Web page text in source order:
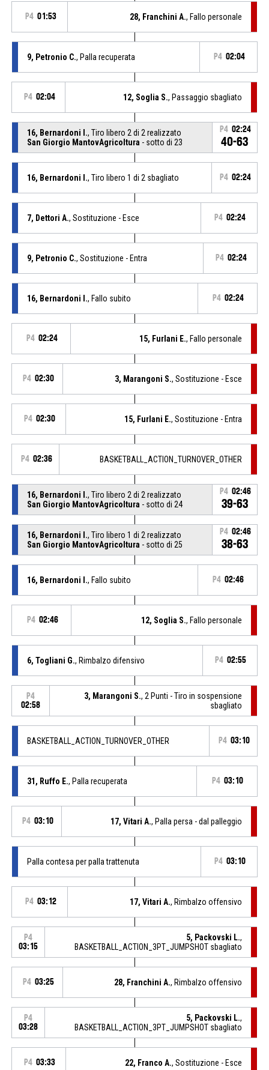
P4 01:53 28, Franchini A., Fallo personale
9, Petronio C., Palla recuperata P4 02:04
P4 02:04 12, Soglia S., Passaggio sbagliato
16, Bernardoni I., Tiro libero 2 di 2 realizzato
San Giorgio MantovAgricoltura - sotto di 23
P4 02:24
40-63
16, Bernardoni I., Tiro libero 1 di 2 sbagliato P4 02:24
7, Dettori A., Sostituzione - Esce P4 02:24
9, Petronio C., Sostituzione - Entra P4 02:24
16, Bernardoni I., Fallo subito P4 02:24
P4 02:24 15, Furlani E., Fallo personale
P4 02:30 3, Marangoni S., Sostituzione - Esce
P4 02:30 15, Furlani E., Sostituzione - Entra
P4 02:36 BASKETBALL_ACTION_TURNOVER_OTHER
16, Bernardoni I., Tiro libero 2 di 2 realizzato
San Giorgio MantovAgricoltura - sotto di 24
P4 02:46
39-63
16, Bernardoni I., Tiro libero 1 di 2 realizzato
San Giorgio MantovAgricoltura - sotto di 25
P4 02:46
38-63
16, Bernardoni I., Fallo subito P4 02:46
P4 02:46 12, Soglia S., Fallo personale
6, Togliani G., Rimbalzo difensivo P4 02:55
P4
02:58
3, Marangoni S., 2 Punti - Tiro in sospensione
sbagliato
BASKETBALL_ACTION_TURNOVER_OTHER P4 03:10
31, Ruffo E., Palla recuperata P4 03:10
P4 03:10 17, Vitari A., Palla persa - dal palleggio
Palla contesa per palla trattenuta P4 03:10
P4 03:12 17, Vitari A., Rimbalzo offensivo
P4
03:15
5, Packovski L.,
BASKETBALL_ACTION_3PT_JUMPSHOT sbagliato
P4 03:25 28, Franchini A., Rimbalzo offensivo
P4
03:28
5, Packovski L.,
BASKETBALL_ACTION_3PT_JUMPSHOT sbagliato
P4 03:33 22, Franco A., Sostituzione - Esce